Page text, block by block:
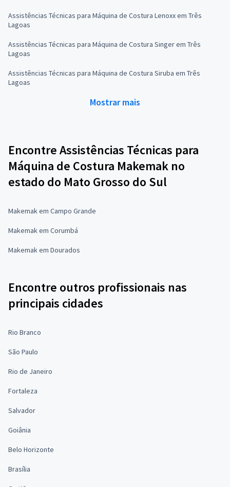
Assistências Técnicas para Máquina de Costura Lenoxx em Três
Lagoas
Assistências Técnicas para Máquina de Costura Singer em Três
Lagoas
Assistências Técnicas para Máquina de Costura Siruba em Três
Lagoas
Mostrar mais
Encontre Assistências Técnicas para
Máquina de Costura Makemak no
estado do Mato Grosso do Sul
Makemak em Campo Grande
Makemak em Corumbá
Makemak em Dourados
Encontre outros profissionais nas
principais cidades
Rio Branco
São Paulo
Rio de Janeiro
Fortaleza
Salvador
Goiânia
Belo Horizonte
Brasília